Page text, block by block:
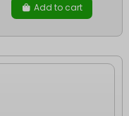
Add to cart